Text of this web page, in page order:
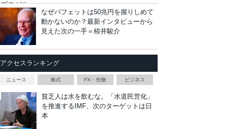
なぜバフェットは50兆円を握りしめて
動かないのか？最新インタビューから
見えた次の一手＝栫井駿介
アクセスランキング
ニュース 株式 FX・先物 ビジネス
貧乏人は水を飲むな。「水道民営化」
を推進するIMF、次のターゲットは日
本